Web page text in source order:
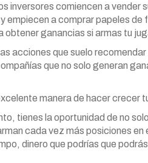
inversores comiencen a
empiecen a comprar papeles
obtener ganancias si armas tu
acciones que suelo
que no solo generan
manera de hacer crecer
tienes la oportunidad de no
cada vez más posiciones
dinero que podrías que